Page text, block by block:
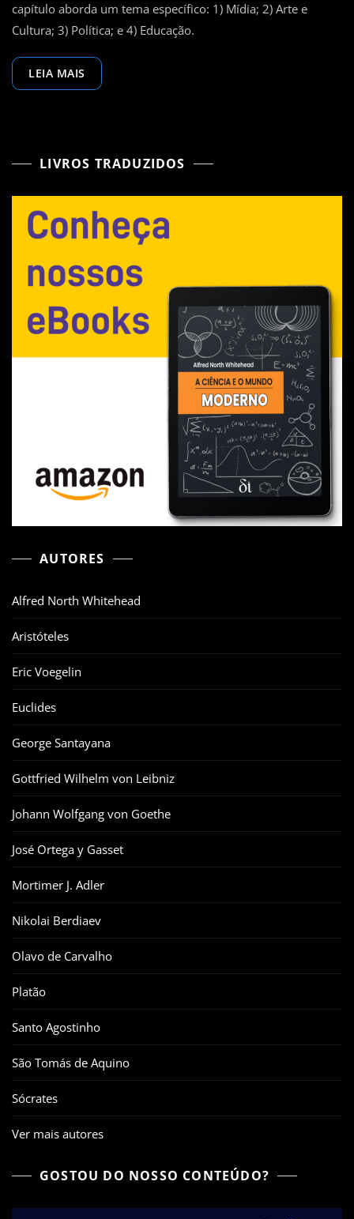
–
capítulo aborda um tema específico: 1) Mídia; 2) Arte e
Cultura; 3) Política; e 4) Educação.
LEIA MAIS
LIVROS TRADUZIDOS
AUTORES
Alfred North Whitehead
Aristóteles
Eric Voegelin
Euclides
George Santayana
Gottfried Wilhelm von Leibniz
Johann Wolfgang von Goethe
José Ortega y Gasset
Mortimer J. Adler
Nikolai Berdiaev
Olavo de Carvalho
Platão
Santo Agostinho
São Tomás de Aquino
Sócrates
Ver mais autores
GOSTOU DO NOSSO CONTEÚDO?